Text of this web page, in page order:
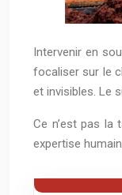
Intervenir en
focaliser sur le
et invisibles. Le
Ce n’est pas la
expertise